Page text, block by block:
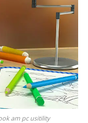
am pc usitility